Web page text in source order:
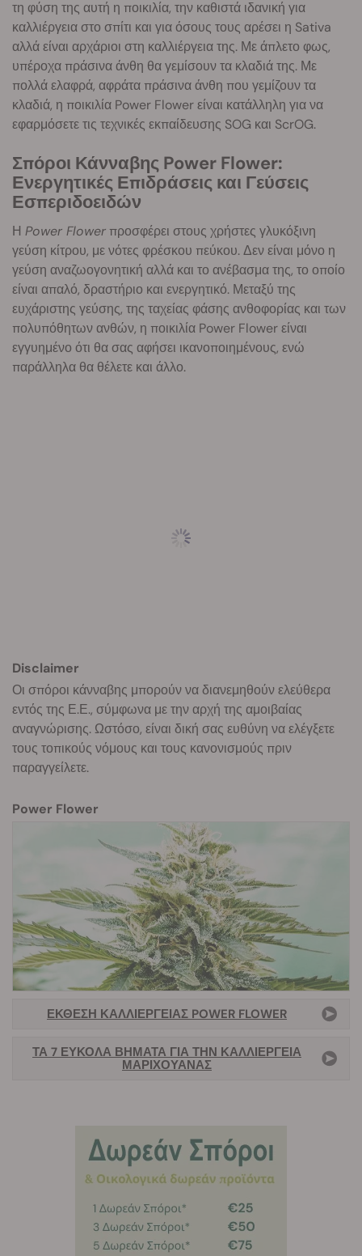
τη φύση της αυτή η ποικιλία, την καθιστά ιδανική για
καλλιέργεια στο σπίτι και για όσους τους αρέσει η Sativa
αλλά είναι αρχάριοι στη καλλιέργεια της. Με άπλετο φως,
υπέροχα πράσινα άνθη θα γεμίσουν τα κλαδιά της. Με
πολλά ελαφρά, αφράτα πράσινα άνθη που γεμίζουν τα
κλαδιά, η ποικιλία Power Flower είναι κατάλληλη για να
εφαρμόσετε τις τεχνικές εκπαίδευσης SOG και ScrOG.
Σπόροι Κάνναβης Power Flower:
Ενεργητικές Επιδράσεις και Γεύσεις
Εσπεριδοειδών
Η Power Flower προσφέρει στους χρήστες γλυκόξινη
γεύση κίτρου, με νότες φρέσκου πεύκου. Δεν είναι μόνο η
γεύση αναζωογονητική αλλά και το ανέβασμα της, το οποίο
είναι απαλό, δραστήριο και ενεργητικό. Μεταξύ της
ευχάριστης γεύσης, της ταχείας φάσης ανθοφορίας και των
πολυπόθητων ανθών, η ποικιλία Power Flower είναι
εγγυημένο ότι θα σας αφήσει ικανοποιημένους, ενώ
παράλληλα θα θέλετε και άλλο.
Disclaimer
Οι σπόροι κάνναβης μπορούν να διανεμηθούν ελεύθερα
εντός της Ε.Ε., σύμφωνα με την αρχή της αμοιβαίας
αναγνώρισης. Ωστόσο, είναι δική σας ευθύνη να ελέγξετε
τους τοπικούς νόμους και τους κανονισμούς πριν
παραγγείλετε.
Power Flower
ΈΚΘΕΣΗ ΚΑΛΛΙΈΡΓΕΙΑΣ POWER FLOWER
ΤΑ 7 ΕΎΚΟΛΑ ΒΉΜΑΤΑ ΓΙΑ ΤΗΝ ΚΑΛΛΙΈΡΓΕΙΑ
ΜΑΡΙΧΟΥΑΝΑΣ